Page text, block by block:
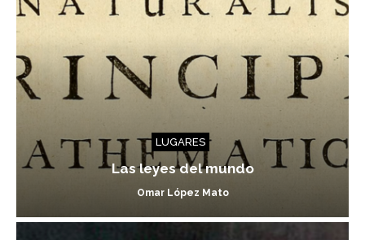
LUGARES
Las leyes del mundo
Omar López Mato